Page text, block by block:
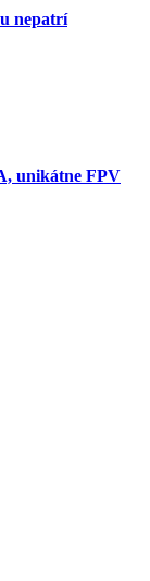
nepatrí
unikátne FPV